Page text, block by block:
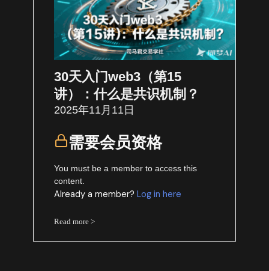
30天入门web3（第15
讲）：什么是共识机制？
2025年11月11日
需要会员资格
You must be a member to access this
content.
Already a member?Log in here
Read more >